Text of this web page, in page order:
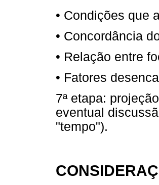
• Condições que
• Concordância
• Relação entre
• Fatores
7ª etapa:
eventual
"tempo").